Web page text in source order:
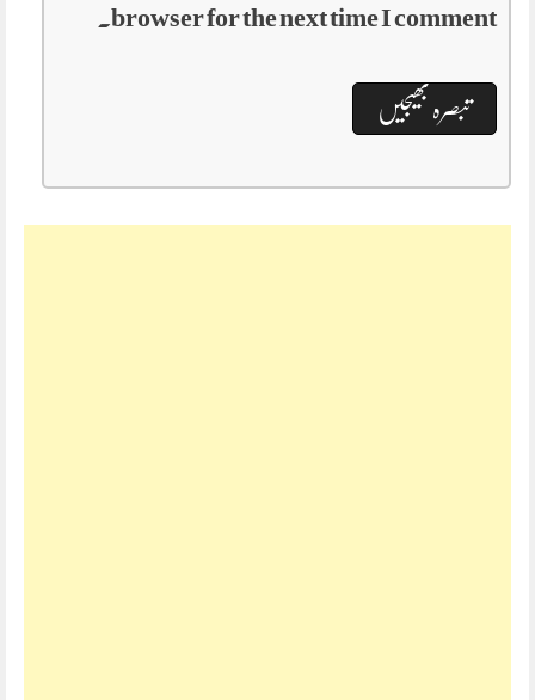
browser for the next time I comment.